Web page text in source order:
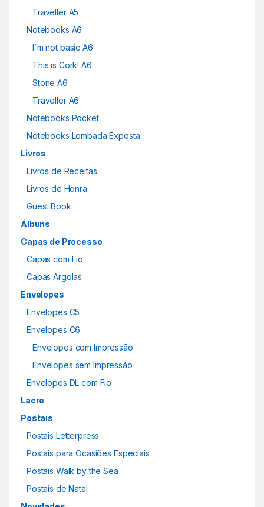
Traveller A5
Notebooks A6
I´m not basic A6
This is Cork! A6
Stone A6
Traveller A6
Notebooks Pocket
Notebooks Lombada Exposta
Livros
Livros de Receitas
Livros de Honra
Guest Book
Álbuns
Capas de Processo
Capas com Fio
Capas Argolas
Envelopes
Envelopes C5
Envelopes C6
Envelopes com Impressão
Envelopes sem Impressão
Envelopes DL com Fio
Lacre
Postais
Postais Letterpress
Postais para Ocasiões Especiais
Postais Walk by the Sea
Postais de Natal